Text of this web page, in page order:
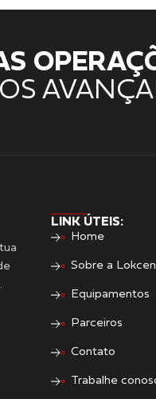
LINK ÚTEIS:
Home
Sobre a
Equipamentos
Parceiros
Contato
Trabalhe